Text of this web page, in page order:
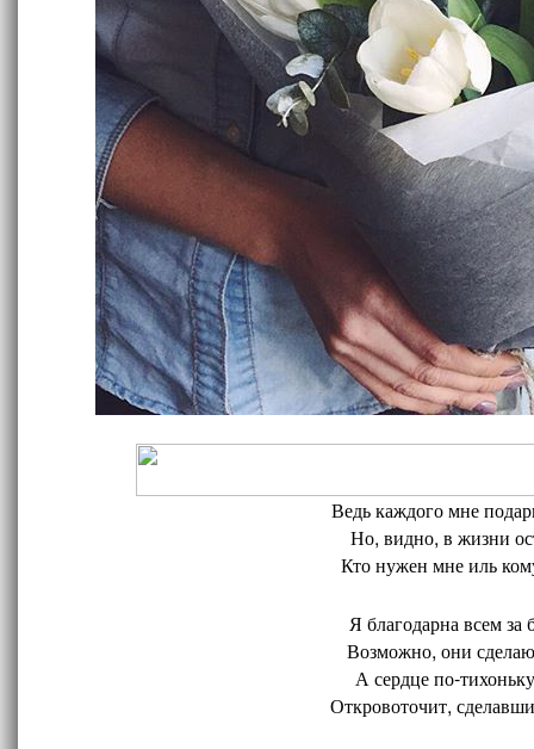
Ведь каждого мне
Но, видно, в жизни
Кто нужен мне иль
Я благодарна всем за
Возможно, они
А сердце по-
Откровоточит,